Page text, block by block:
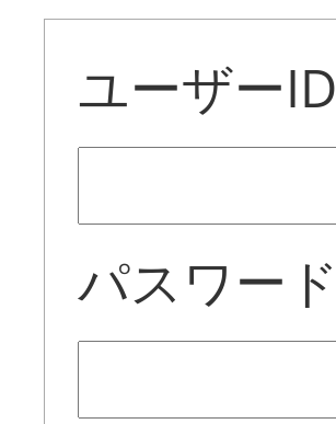
ユーザーID
パスワード